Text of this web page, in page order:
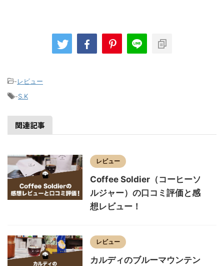
-レビュー
-S.K
関連記事
レビュー
Coffee Soldier（コーヒーソ
ルジャー）の口コミ評価と感
想レビュー！
レビュー
カルディのブルーマウンテン